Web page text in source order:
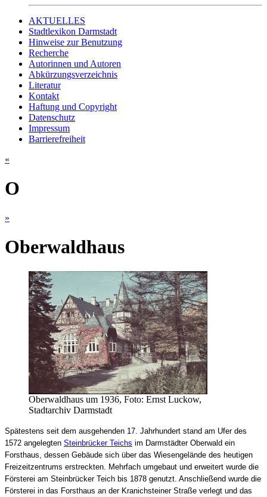
AKTUELLES
Stadtlexikon Darmstadt
Hinweise zur Benutzung
Recherche
Autorinnen und Autoren
Abkürzungsverzeichnis
Literatur
Kontakt
Haftung und Copyright
Datenschutz
Impressum
Barrierefreiheit
«
O
»
Oberwaldhaus
Oberwaldhaus um 1936, Foto: Ernst Luckow,
Stadtarchiv Darmstadt
Spätestens seit dem ausgehenden 17. Jahrhundert stand am Ufer des
1572 angelegten Steinbrücker Teichs im Darmstädter Oberwald ein
Forsthaus, dessen Gebäude sich über das Wiesengelände des heutigen
Freizeitzentrums erstreckten. Mehrfach umgebaut und erweitert wurde die
Försterei am Steinbrücker Teich bis 1878 genutzt. Anschließend wurde die
Försterei in das Forsthaus an der Kranichsteiner Straße verlegt und das